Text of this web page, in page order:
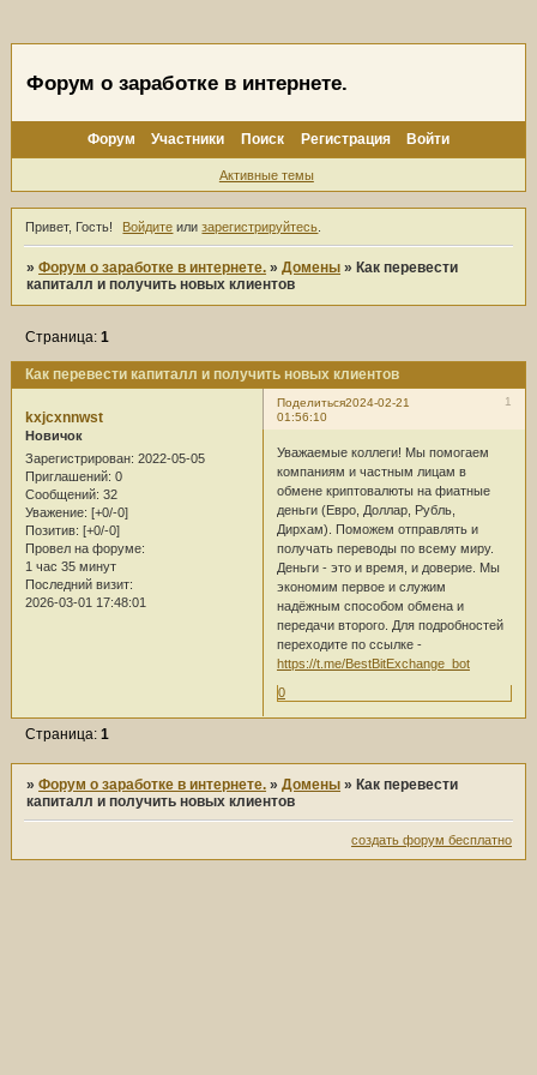
Форум о заработке в интернете.
Форум Участники Поиск Регистрация Войти
Активные темы
Привет, Гость! Войдите илизарегистрируйтесь
»Форум о заработке в интернете. »Домены » Как перевести
капиталл и получить новых клиентов
Как перевести капиталл и получить новых клиентов
Страница:1
Поделиться 1
2024-02-21
01:56:10
kxjcxnnwst
Новичок
Зарегистрирован: 2022-05-05
Приглашений: 0
Сообщений: 32
Уважение: [+0/-0]
Позитив: [+0/-0]
Провел на форуме:
1 час 35 минут
Последний визит:
2026-03-01 17:48:01
Уважаемые коллеги! Мы помогаем
компаниям и частным лицам в
обмене криптовалюты на фиатные
деньги (Евро, Доллар, Рубль,
Дирхам). Поможем отправлять и
получать переводы по всему миру.
Деньги - это и время, и доверие. Мы
экономим первое и служим
надёжным способом обмена и
передачи второго. Для подробностей
переходите по ссылке -
https://t.me/BestBitExchange_bot
0
Страница:1
»Форум о заработке в интернете. »Домены » Как перевести
капиталл и получить новых клиентов
создать форум бесплатно